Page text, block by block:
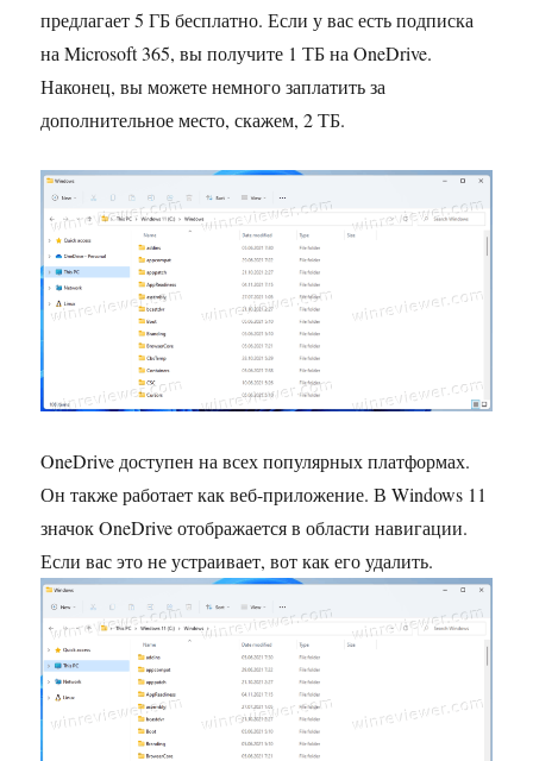
предлагает 5 ГБ бесплатно. Если у вас есть подписка
на Microsoft 365, вы получите 1 ТБ на OneDrive.
Наконец, вы можете немного заплатить за
дополнительное место, скажем, 2 ТБ.
OneDrive доступен на всех популярных платформах.
Он также работает как веб-приложение. В Windows 11
значок OneDrive отображается в области навигации.
Если вас это не устраивает, вот как его удалить.